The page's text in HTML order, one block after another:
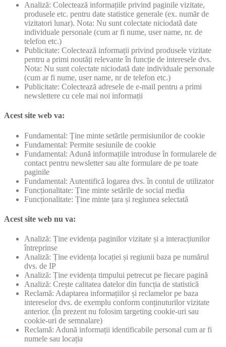
Analiză: Colectează informațiile privind paginile vizitate,
produsele etc. pentru date statistice generale (ex. număr de
vizitatori lunar). Nota: Nu sunt colectate niciodată date
individuale personale (cum ar fi nume, user name, nr. de
telefon etc.)
Publicitate: Colectează informații privind produsele vizitate
pentru a primi noutăți relevante în funcție de interesele dvs.
Nota: Nu sunt colectate niciodată date individuale personale
(cum ar fi nume, user name, nr de telefon etc.)
Publicitate: Colectează adresele de e-mail pentru a primi
newslettere cu cele mai noi informații
Acest site web va:
Fundamental: Ține minte setările permisiunilor de cookie
Fundamental: Permite sesiunile de cookie
Fundamental: Adună informațiile introduse în formularele de
contact pentru newsletter sau alte formulare de pe toate
paginile
Fundamental: Autentifică logarea dvs. în contul de utilizator
Funcționalitate: Ține minte setările de social media
Funcționalitate: Ține minte țara și regiunea selectată
Acest site web nu va:
Analiză: Ține evidența paginilor vizitate și a interacțiunilor
întreprinse
Analiză: Ține evidența locației și regiunii baza pe numărul
dvs. de IP
Analiză: Ține evidența timpului petrecut pe fiecare pagină
Analiză: Crește calitatea datelor din funcția de statistică
Reclamă: Adaptarea informațiilor și reclamelor pe baza
intereselor dvs. de exemplu conform conținuturilor vizitate
anterior. (În prezent nu folosim targeting cookie-uri sau
cookie-uri de semnalare)
Reclamă: Adună informații identificabile personal cum ar fi
numele sau locația